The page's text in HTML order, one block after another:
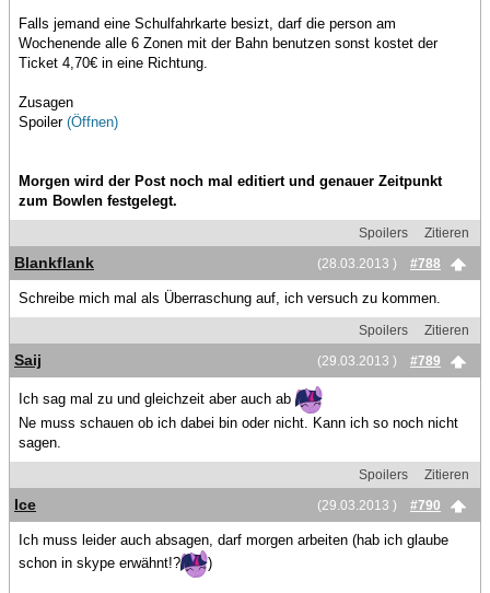
Falls jemand eine Schulfahrkarte besizt, darf die person am
Wochenende alle 6 Zonen mit der Bahn benutzen sonst kostet der
Ticket 4,70€ in eine Richtung.
Zusagen
Spoiler (Öffnen)
Morgen wird der Post noch mal editiert und genauer Zeitpunkt
zum Bowlen festgelegt.
Spoilers
Zitieren
(28.03.2013 )
#788
Blankflank
Schreibe mich mal als Überraschung auf, ich versuch zu kommen.
Spoilers
Zitieren
(29.03.2013 )
#789
Saij
Ich sag mal zu und gleichzeit aber auch ab
Ne muss schauen ob ich dabei bin oder nicht. Kann ich so noch nicht
sagen.
Spoilers
Zitieren
(29.03.2013 )
#790
Ice
Ich muss leider auch absagen, darf morgen arbeiten (hab ich glaube
schon in skype erwähnt!?
)